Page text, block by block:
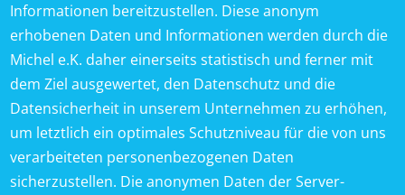
Informationen bereitzustellen. Diese anonym
erhobenen Daten und Informationen werden durch die
Michel e.K. daher einerseits statistisch und ferner mit
dem Ziel ausgewertet, den Datenschutz und die
Datensicherheit in unserem Unternehmen zu erhöhen,
um letztlich ein optimales Schutzniveau für die von uns
verarbeiteten personenbezogenen Daten
sicherzustellen. Die anonymen Daten der Server-